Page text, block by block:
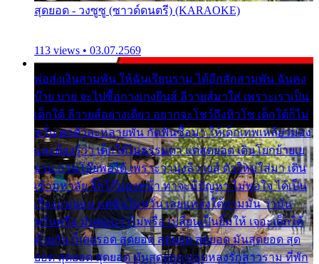
สุดยอด - วงซูซู (ซาวด์ดนตรี) (KARAOKE)
113 views • 03.07.2569
พ่อส่งเงินสามพัน ให้ฉันเรียนราม ได้อีกสักสามพัน ฉันคง
บ๊าย บาย จะไปซื้อกางเกงยีนส์ ลีวายส์มาใส่ เพราะเราเป็น
เด็กใต้ ลีวายส์อย่างเดียว อยากจะโชว์ถึงหิวโซ เด็กใต้ก็ไม่
หวั่น ตกตัวละหลายพัน กัดฟันซื้อมา ให้เด็กเทพเหลียวมอง
และต้องรู้ว่า เด็กใต้ไม่ธรรมดา แต่สุดยอด เดินโยกย้ายเย
ยวน กวนโอ๊ยพอได้ เพราะว่านุ่งลีวายส์ ตัวใหม่ใส่มา เดิน
เข้ามหาลัย จิ๊กโก๊มองหน้า ท่าจะมีปัญหา ไม่พอใจ ได้เป็น
เรื่องแน่นอน แต่ฉันไม่หวั่น เลยแหลงใต้ถามมัน ว่ามัน
พรั่นพรือ มันตอบว่าไม่พรื่อ เปลี่ยนเป็นยิ้มให้ เจอะเด็กใต้
ด้วยกัน ก็เลยรอด สุดยอด สุดยอด สุดยอด มันสุดยอด สุด
ยอด สุดยอด สุดยอด มันสุดยอด แอบหลงรักสาวราม ที่พัก